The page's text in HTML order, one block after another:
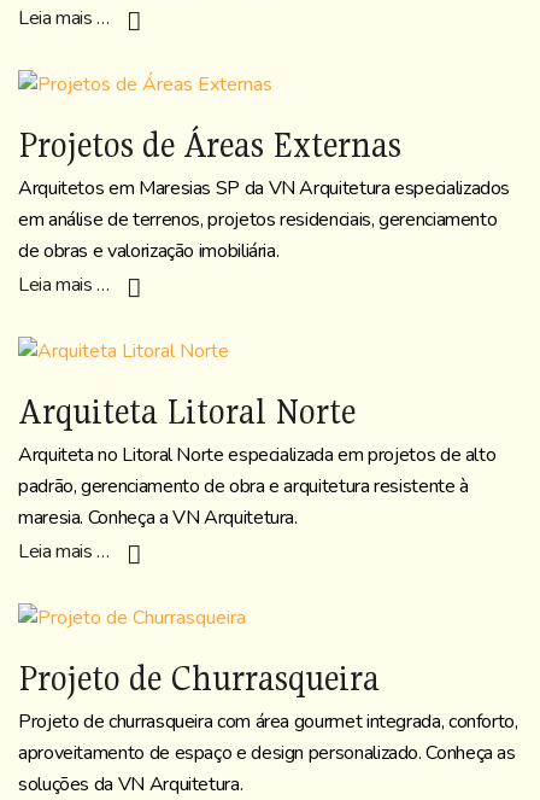
Leia mais …
Projetos de Áreas Externas
Arquitetos em Maresias SP da VN Arquitetura especializados
em análise de terrenos, projetos residenciais, gerenciamento
de obras e valorização imobiliária.
Leia mais …
Arquiteta Litoral Norte
Arquiteta no Litoral Norte especializada em projetos de alto
padrão, gerenciamento de obra e arquitetura resistente à
maresia. Conheça a VN Arquitetura.
Leia mais …
Projeto de Churrasqueira
Projeto de churrasqueira com área gourmet integrada, conforto,
aproveitamento de espaço e design personalizado. Conheça as
soluções da VN Arquitetura.